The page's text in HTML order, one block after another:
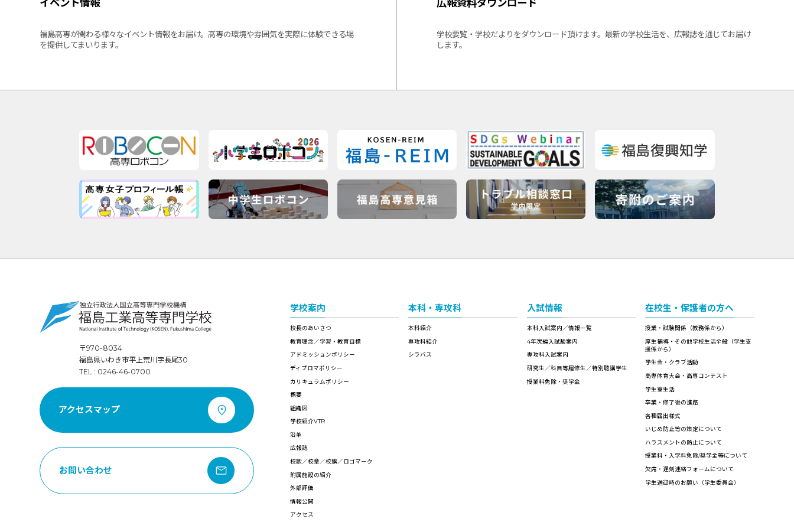
イベント情報
福島高専が関わる様々なイベント情報をお届け。高専の環境や雰囲気を実際に体験できる場
を提供してまいります。
広報資料ダウンロード
学校要覧・学校だよりをダウンロード頂けます。最新の学校生活を、広報誌を通じてお届け
します。
〒970-8034
福島県いわき市平上荒川字長尾30
TEL : 0246-46-0700
アクセスマップ
お問い合わせ
学校案内
校長のあいさつ
教育理念／学習・教育目標
アドミッションポリシー
ディプロマポリシー
カリキュラムポリシー
概要
組織図
学校紹介VTR
沿革
広報誌
校歌／校章／校旗／ロゴマーク
附属施設の紹介
外部評価
情報公開
アクセス
本科・専攻科
本科紹介
専攻科紹介
シラバス
入試情報
本科入試案内／情報一覧
4年次編入試験案内
専攻科入試案内
研究生／科目等履修生／特別聴講学生
授業料免除・奨学金
在校生・保護者の方へ
授業・試験関係（教務係から）
厚生補導・その他学校生活全般（学生支
援係から）
学生会・クラブ活動
高専体育大会・高専コンテスト
学生寮生活
卒業・修了後の進路
各種届出様式
いじめ防止等の策定について
ハラスメントの防止について
授業料・入学料免除/奨学金等について
欠席・遅刻連絡フォームについて
学生送迎時のお願い（学生委員会）